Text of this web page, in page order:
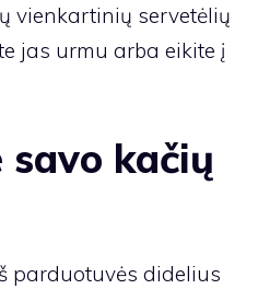
vienkartinių servetėlių
jas urmu arba eikite į
kačių
parduotuvės didelius